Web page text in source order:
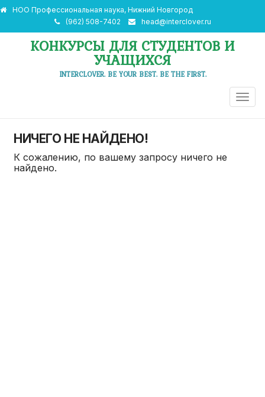
НОО Профессиональная наука, Нижний Новгород
(962) 508-7402
head@interclover.ru
КОНКУРСЫ ДЛЯ СТУДЕНТОВ И
УЧАЩИХСЯ
INTERCLOVER. BE YOUR BEST. BE THE FIRST.
НИЧЕГО НЕ НАЙДЕНО!
К сожалению, по вашему запросу ничего не
найдено.